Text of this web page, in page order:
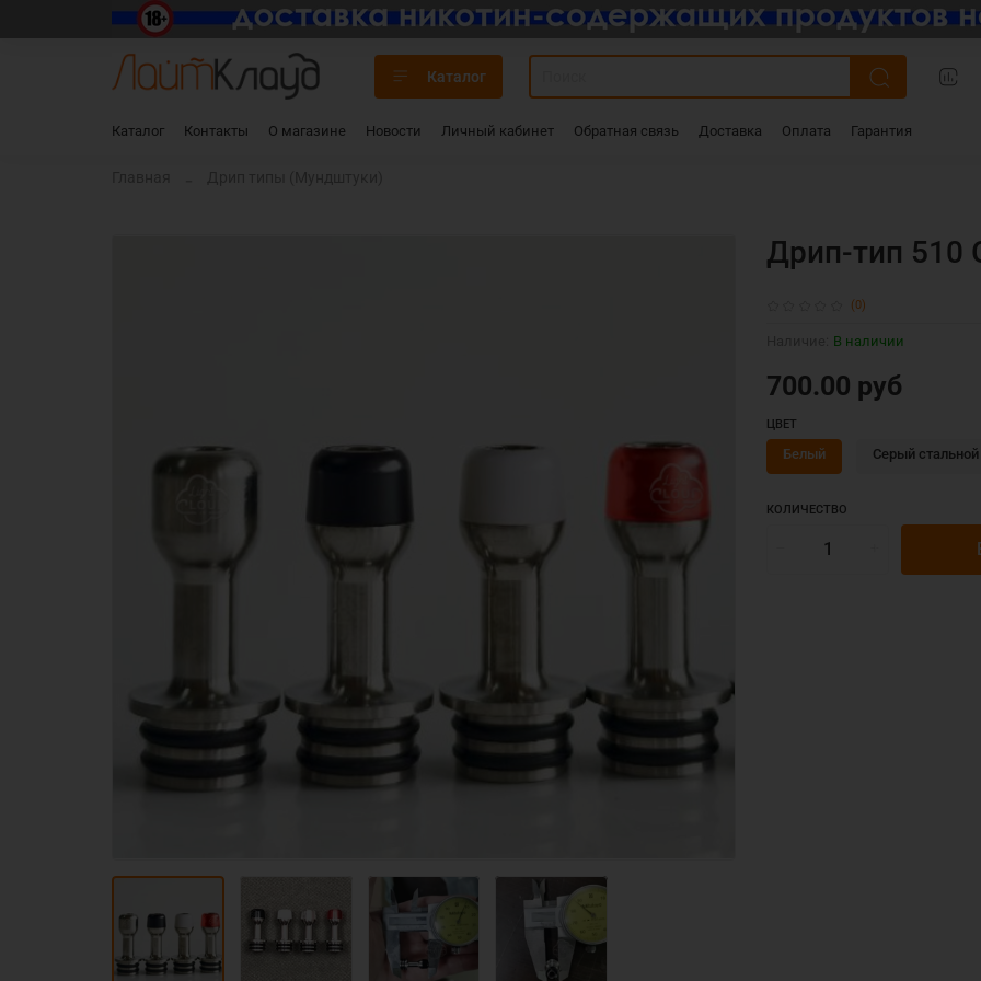
Каталог
Каталог Контакты О магазине Новости Личный кабинет Обратная связь Доставка Оплата Гарантия
(0)
В наличии
Дрип-тип 510
700.00 руб
КОЛИЧЕСТВО
ЦВЕТ
Белый Серый стальной